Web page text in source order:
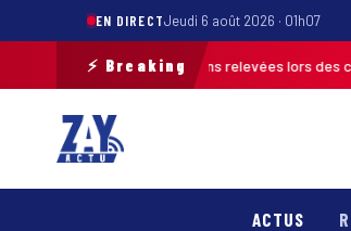
EN DIRECTJeudi 6 août 2026 · 01h07
⚡ Breaking
2026 : plus de 120 infractions relevées lors des
ACTUS